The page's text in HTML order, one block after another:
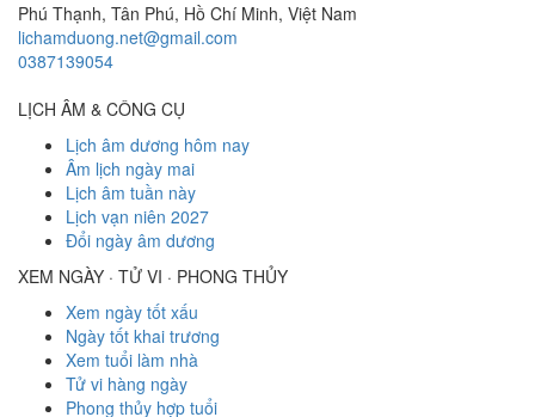
Phú Thạnh, Tân Phú, Hồ Chí Minh, Việt Nam
lichamduong.net@gmail.com
0387139054
LỊCH ÂM & CÔNG CỤ
Lịch âm dương hôm nay
Âm lịch ngày mai
Lịch âm tuần này
Lịch vạn niên 2027
Đổi ngày âm dương
XEM NGÀY · TỬ VI · PHONG THỦY
Xem ngày tốt xấu
Ngày tốt khai trương
Xem tuổi làm nhà
Tử vi hàng ngày
Phong thủy hợp tuổi